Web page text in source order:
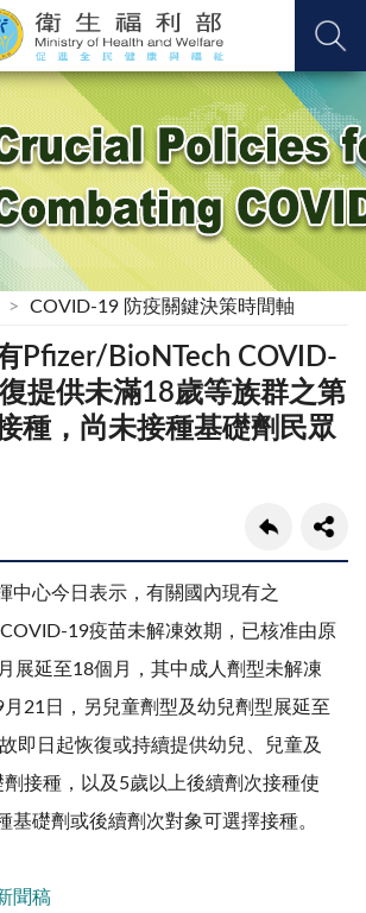
COVID-19 防疫關鍵決策時間軸
Pfizer/BioNTech COVID-
提供未滿18歲等族群之第
種，尚未接種基礎劑民眾
中心今日表示，有關國內現有之
19疫苗未解凍效期，已核准由原
展延至18個月，其中成人劑型未解凍
21日，另兒童劑型及幼兒劑型展延至
即日起恢復或持續提供幼兒、兒童及
接種，以及5歲以上後續劑次接種使
基礎劑或後續劑次對象可選擇接種。
聞稿